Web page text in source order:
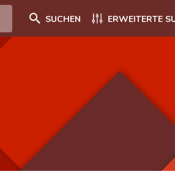
SUCHEN ERWEITERTE